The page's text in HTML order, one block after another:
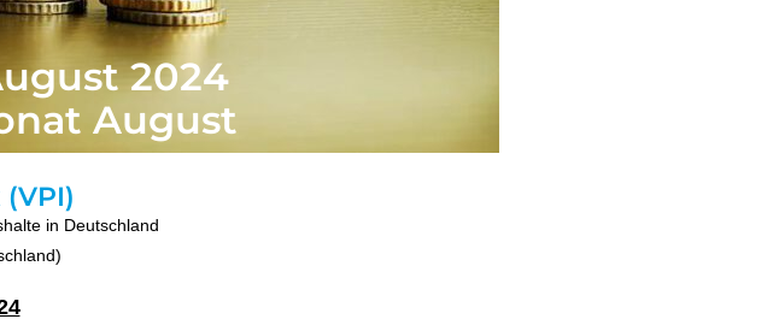
2024
August
in Deutschland